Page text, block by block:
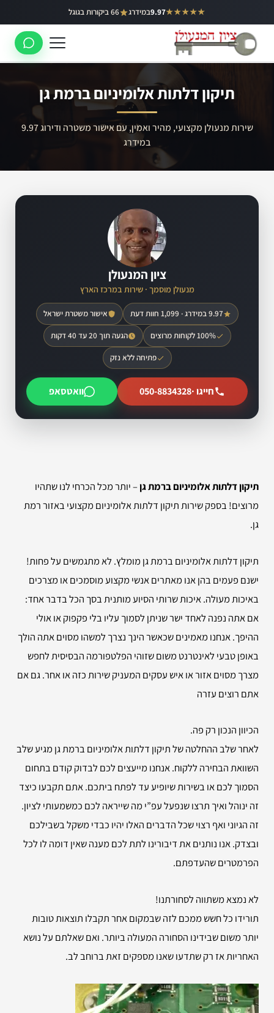
לתוכן
★★★★★
9.97במידרג 66 ביקורות בגוגל באר יעקב
ראשון לציון
לוד
רמלה
תיקון דלתות אלומיניום ברמת גן
שירות מנעולן מקצועי, מהיר ואמין, עם אישור משטרה ודירוג 9.97
במידרג
ציון המנעולן
מנעולן מוסמך · שירות במרכז הארץ
9.97 במידרג · 1,099 חוות דעת אישור משטרת ישראל
100% לקוחות מרוצים הגעה תוך 20 עד 40 דקות
פתיחה ללא נזק
חייגו ·050-8834328 וואטסאפ
תיקון דלתות אלומיניום ברמת גן– יותר מכל הכרחי לנו שתהיו
מרוצים! בספק שירות תיקון דלתות אלומיניום מקצועי באזור רמת
גן.
תיקון דלתות אלומיניום ברמת גן מומלץ. לא מתגמשים על פחות!
ישנם פעמים בהן אנו מאתרים אנשי מקצוע מוסמכים או מצרכים
באיכות מעולה. איכות שרותי הסיוע מותנית בסך הכל בדבר אחד:
אם אתה נפנה לאחד ישר שניתן לסמוך עליו בלי פקפוק או אולי
ההיפך. אנחנו מאמינים שכאשר הינך נצרך למשהו מסוים אתה הולך
באופן טבעי לאינטרנט משום שזוהי הפלטפורמה הבסיסית לחפש
מצרך מסוים אזור או איש עסקים המעניק שירות כזה או אחר. גם אם
אתם רוצים עזרה
הכיוון הנכון רק פה.
לאחר שלב ההחלטה של תיקון דלתות אלומיניום ברמת גן מגיע שלב
השוואת הבחירה ללקוח. אנחנו מייעצים לכם לבדוק קודם בתחום
הסמוך לכם או בשירות שיופיע עד לפתח ביתכם. אתם תקבעו כיצד
זה ינוהל ואיך תרצו שנפעל עפ”י מה שייראה לכם כמשמעותי לציון.
זה הגיוני ואף רצוי שכל הדברים האלו יהיו כבדי משקל בשבילכם
ובצדק. אנו נותנים את דיבורינו לתת לכם מענה שאין דומה לו לכל
הפרמטרים שהעדפתם.
לא נמצא משתווה לסחורתנו!
תורידו כל חשש ממכם לזה שבמקום אחר תקבלו תוצאות טובות
יותר משום שבידינו הסחורה המעולה ביותר. ואם שאלתם על נושא
האחריות אז רק שתדעו שאנו מספקים זאת ברוחב לב.